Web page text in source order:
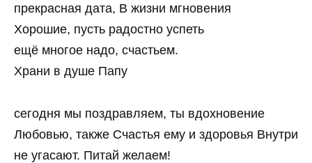
прекрасная дата, В жизни мгновения
Хорошие, пусть радостно успеть
ещё многое надо, счастьем.
Храни в душе Папу
сегодня мы поздравляем, ты вдохновение
Любовью, также Счастья ему и здоровья Внутри
не угасают. Питай желаем!